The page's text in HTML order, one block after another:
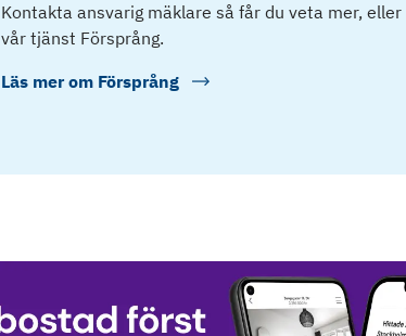
Kontakta ansvarig mäklare så får du veta mer,
vår tjänst Försprång.
Läs mer om Försprång